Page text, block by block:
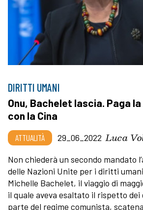
DIRITTI UMANI
Onu, Bachelet lascia. Paga
con la Cina
ATTUALITÀ 29_06_2022 Luca
Non chiederà un secondo mandato
delle Nazioni Unite per i diritti
Michelle Bachelet, il viaggio di
il quale aveva esaltato il rispetto
parte del regime comunista,